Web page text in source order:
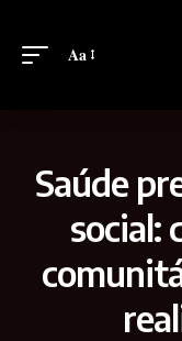
Aa
Saúde
social: